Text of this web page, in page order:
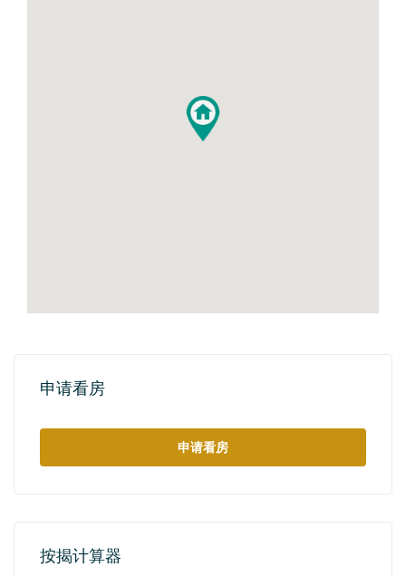
申请看房
申请看房
按揭计算器